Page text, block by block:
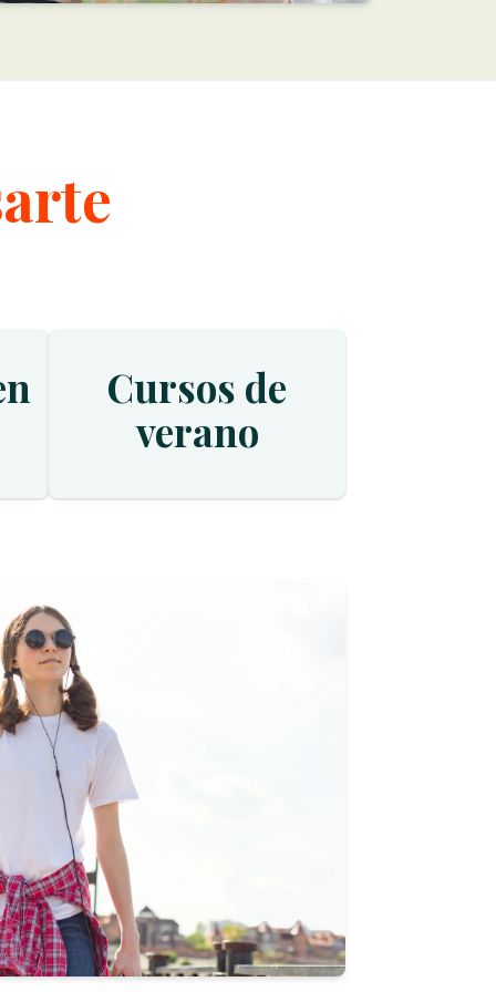
Cursos de
verano